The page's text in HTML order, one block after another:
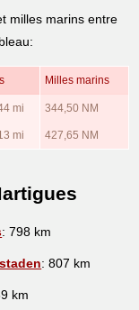
milles marins entre
Milles marins
mi 344,50 NM
mi 427,65 NM
: 798 km
: 807 km
km